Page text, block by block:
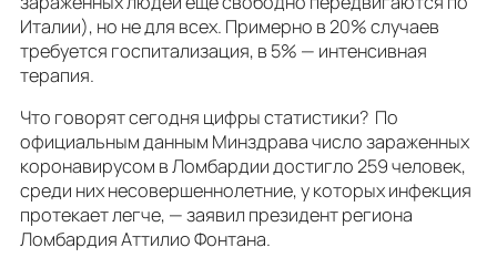
Италии), но не для всех. Примерно в 20% случаев
требуется госпитализация, в 5% — интенсивная
терапия.
Что говорят сегодня цифры статистики? По
официальным данным Минздрава число зараженных
коронавирусом в Ломбардии достигло 259 человек,
среди них несовершеннолетние, у которых инфекция
протекает легче, — заявил президент региона
Ломбардия Аттилио Фонтана.